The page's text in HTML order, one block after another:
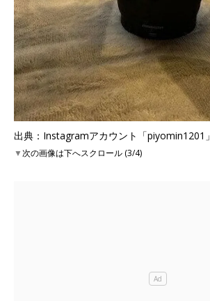
出典：Instagramアカウント「piyomin1201」
▼次の画像は下へスクロール (3/4)